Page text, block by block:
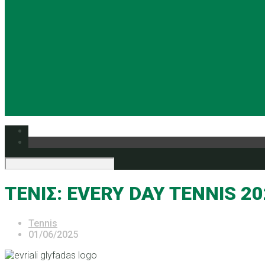
ΤΕΝΙΣ: EVERY DAY TENNIS
Tennis
01/06/2025